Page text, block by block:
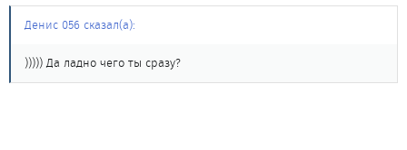
Денис 056 сказал(а):
))))) Да ладно чего ты сразу?